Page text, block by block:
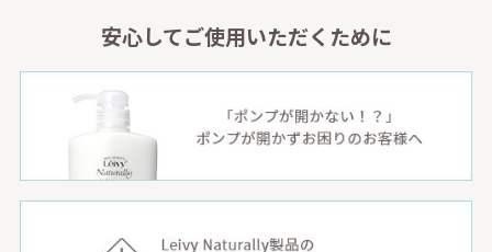
安心してご使用いただくために